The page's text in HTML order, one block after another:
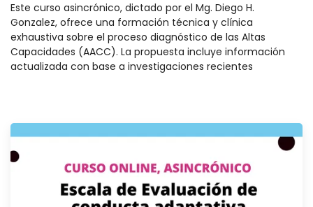
Este curso asincrónico, dictado por el Mg. Diego H.
Gonzalez, ofrece una formación técnica y clínica
exhaustiva sobre el proceso diagnóstico de las Altas
Capacidades (AACC). La propuesta incluye información
actualizada con base a investigaciones recientes